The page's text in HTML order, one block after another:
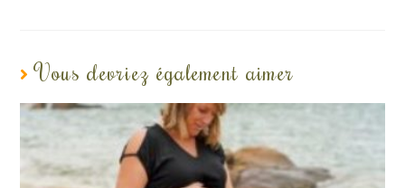
Vous devriez également aimer